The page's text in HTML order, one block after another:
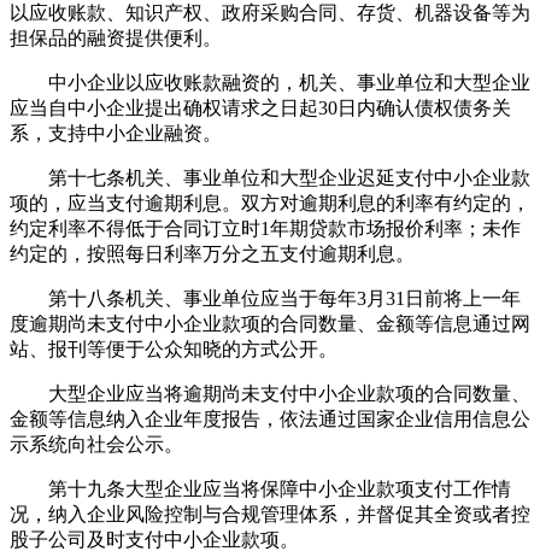
以应收账款、知识产权、政府采购合同、存货、机器设备等为
担保品的融资提供便利。
中小企业以应收账款融资的，机关、事业单位和大型企业
应当自中小企业提出确权请求之日起30日内确认债权债务关
系，支持中小企业融资。
第十七条机关、事业单位和大型企业迟延支付中小企业款
项的，应当支付逾期利息。双方对逾期利息的利率有约定的，
约定利率不得低于合同订立时1年期贷款市场报价利率；未作
约定的，按照每日利率万分之五支付逾期利息。
第十八条机关、事业单位应当于每年3月31日前将上一年
度逾期尚未支付中小企业款项的合同数量、金额等信息通过网
站、报刊等便于公众知晓的方式公开。
大型企业应当将逾期尚未支付中小企业款项的合同数量、
金额等信息纳入企业年度报告，依法通过国家企业信用信息公
示系统向社会公示。
第十九条大型企业应当将保障中小企业款项支付工作情
况，纳入企业风险控制与合规管理体系，并督促其全资或者控
股子公司及时支付中小企业款项。